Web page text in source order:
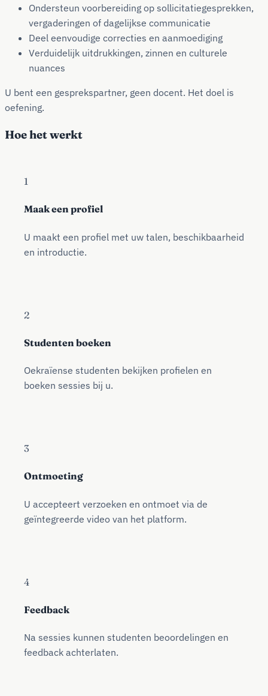
Ondersteun voorbereiding op sollicitatiegesprekken,
vergaderingen of dagelijkse communicatie
Deel eenvoudige correcties en aanmoediging
Verduidelijk uitdrukkingen, zinnen en culturele
nuances
U bent een gesprekspartner, geen docent. Het doel is
oefening.
Hoe het werkt
1
Maak een profiel
U maakt een profiel met uw talen, beschikbaarheid
en introductie.
2
Studenten boeken
Oekraïense studenten bekijken profielen en
boeken sessies bij u.
3
Ontmoeting
U accepteert verzoeken en ontmoet via de
geïntegreerde video van het platform.
4
Feedback
Na sessies kunnen studenten beoordelingen en
feedback achterlaten.